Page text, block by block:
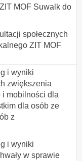
MOF Suwalk do
społecznych
ZIT MOF
i wyniki
zwiększenia
i mobilności dla
dla osób ze
z
i wyniki
w sprawie